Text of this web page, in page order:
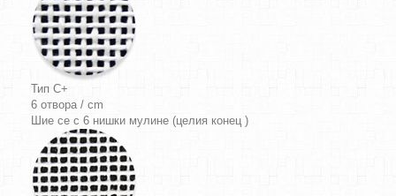
Тип C+
6 отвора / cm
Шие се с 6 нишки мулине (целия конец )